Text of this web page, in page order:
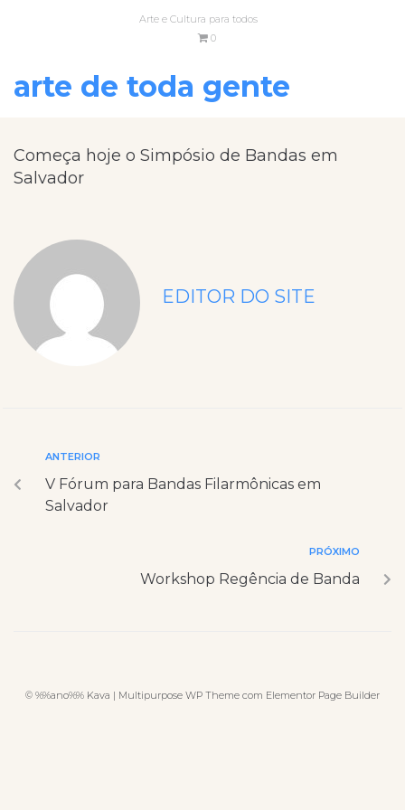
Arte e Cultura para todos
0
arte de toda gente
Começa hoje o Simpósio de Bandas em
Salvador
EDITOR DO SITE
ANTERIOR
V Fórum para Bandas Filarmônicas em
Salvador
PRÓXIMO
Workshop Regência de Banda
© %%ano%% Kava | Multipurpose WP Theme com Elementor Page Builder